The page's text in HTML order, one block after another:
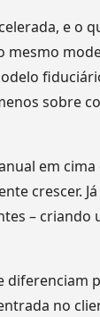
e o
sobre
em
crescer.
– criando
no